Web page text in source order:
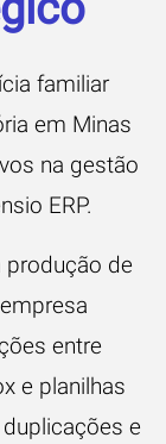
familiar
em Minas
na gestão
ERP.
produção de
entre
e planilhas
e